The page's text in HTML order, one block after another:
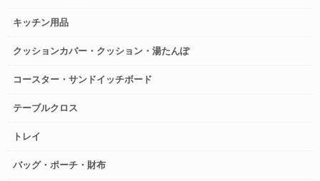
キッチン用品
クッションカバー・クッション・湯たんぽ
コースター・サンドイッチボード
テーブルクロス
トレイ
バッグ・ポーチ・財布